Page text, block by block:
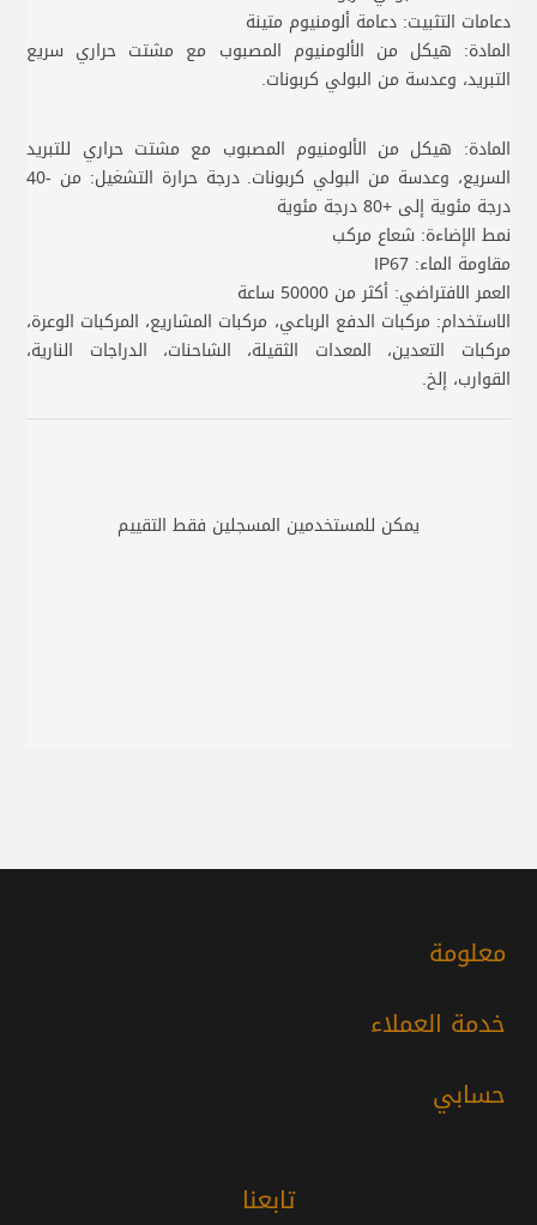
دعامات التثبيت: دعامة ألومنيوم متينة
المادة: هيكل من الألومنيوم المصبوب مع مشتت حراري سريع
التبريد، وعدسة من البولي كربونات.
المادة: هيكل من الألومنيوم المصبوب مع مشتت حراري للتبريد
السريع، وعدسة من البولي كربونات. درجة حرارة التشغيل: من -40
درجة مئوية إلى +80 درجة مئوية
نمط الإضاءة: شعاع مركب
مقاومة الماء: IP67
العمر الافتراضي: أكثر من 50000 ساعة
الاستخدام: مركبات الدفع الرباعي، مركبات المشاريع، المركبات الوعرة،
مركبات التعدين، المعدات الثقيلة، الشاحنات، الدراجات النارية،
القوارب، إلخ.
يمكن للمستخدمين المسجلين فقط التقييم
معلومة
خدمة العملاء
حسابي
تابعنا